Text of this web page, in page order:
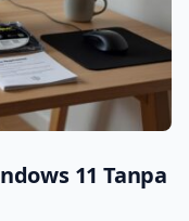
11 Tanpa